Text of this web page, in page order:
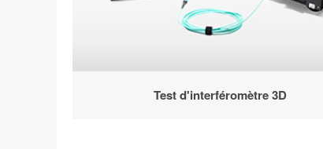
Test d'interféromètre 3D